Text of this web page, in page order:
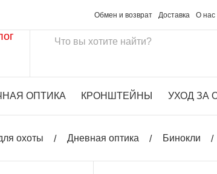
Обмен и возврат Доставка О нас
ОПТИКА КРОНШТЕЙНЫ УХОД ЗА
охоты Дневная оптика Бинокли